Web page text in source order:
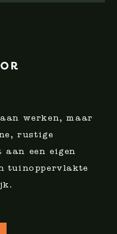
werken, maar
rustige
aan een eigen
tuinoppervlakte